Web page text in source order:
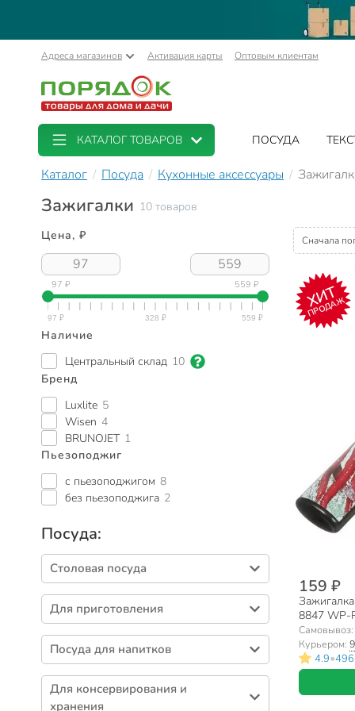
Адреса магазинов Активация карты Оптовым клиентам
КАТАЛОГ ТОВАРОВ ПОСУДА
Каталог Посуда Кухонные аксессуары
Зажигалки 10 товаров
Цена, ₽
97 ₽ 559 ₽
Наличие
Центральный склад 10
Бренд
Luxlite 5
Wisen 4
BRUNOJET 1
Пьезоподжиг
с пьезоподжигом 8
без пьезоподжига 2
Посуда:
Столовая посуда
Тарелки (404)
Салатники (329)
Столовые приборы (266)
Блюда (90)
Сервизы столовые (71)
Для приготовления
Кастрюли (424)
Сковороды (313)
Формы для выпечки (263)
Наборы посуды (111)
Посуда для напитков
Кружки (458)
Бокалы (148)
Для консервирования и
хранения
Сначала
ХИТ
ПРОДАЖ
159 ₽
8847 WP-
Самовывоз:
Курьером:
4.9•496